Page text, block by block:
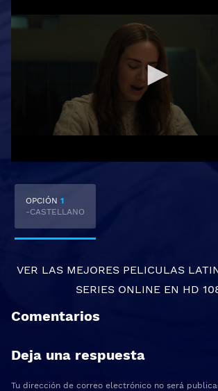
OPCIÓN 1
-CASTELLANO
VER LAS MEJORES PELICULAS
SERIES ONLINE EN HD
Comentarios
Deja una respuesta
Tu dirección de correo electrónico no será